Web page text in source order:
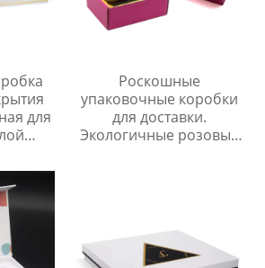
для
Роскошные
упаковочные коробки
для доставки.
Экологичные розовые